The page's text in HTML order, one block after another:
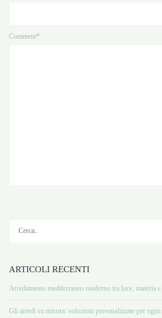
Comment*
ARTICOLI RECENTI
Arredamento mediterraneo moderno tra luce, materia
Gli arredi su misura: soluzioni personalizzate per ogni